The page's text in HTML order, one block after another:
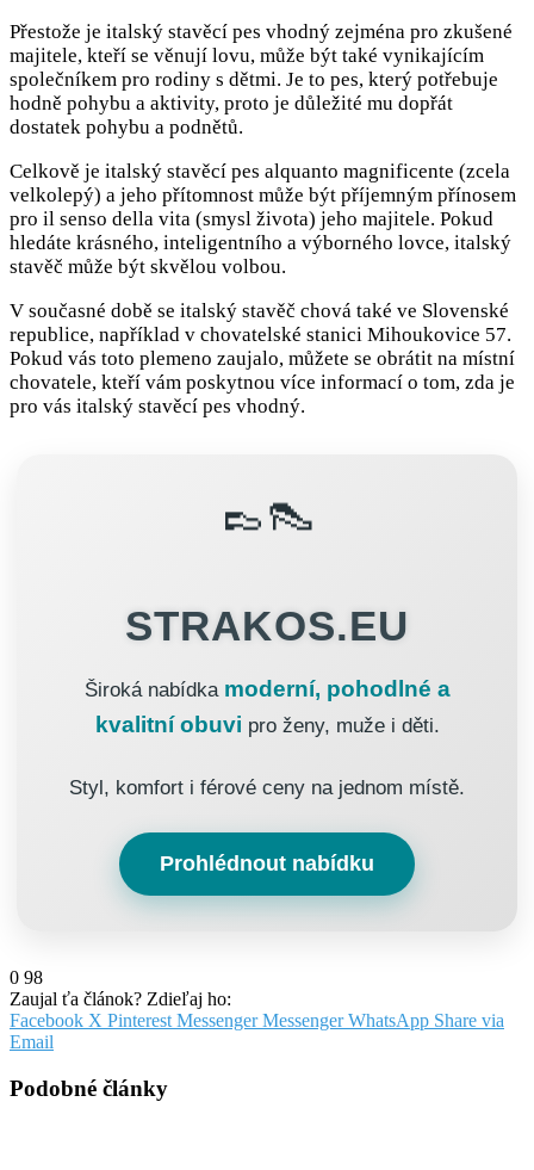
Přestože je italský stavěcí pes vhodný zejména pro zkušené
majitele, kteří se věnují lovu, může být také vynikajícím
společníkem pro rodiny s dětmi. Je to pes, který potřebuje
hodně pohybu a aktivity, proto je důležité mu dopřát
dostatek pohybu a podnětů.
Celkově je italský stavěcí pes alquanto magnificente (zcela
velkolepý) a jeho přítomnost může být příjemným přínosem
pro il senso della vita (smysl života) jeho majitele. Pokud
hledáte krásného, inteligentního a výborného lovce, italský
stavěč může být skvělou volbou.
V současné době se italský stavěč chová také ve Slovenské
republice, například v chovatelské stanici Mihoukovice 57.
Pokud vás toto plemeno zaujalo, můžete se obrátit na místní
chovatele, kteří vám poskytnou více informací o tom, zda je
pro vás italský stavěcí pes vhodný.
👞👠
STRAKOS.EU
Široká nabídka moderní, pohodlné a
kvalitní obuvi pro ženy, muže i děti.
Styl, komfort i férové ceny na jednom místě.
Prohlédnout nabídku
0 98
Zaujal ťa článok? Zdieľaj ho:
Facebook X Pinterest Messenger Messenger WhatsApp Share via
Email
Podobné články